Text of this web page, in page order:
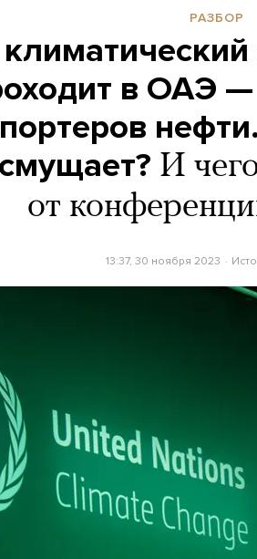
РАЗБОР
в ОАЭ
И
от
13:37, 30 ноября 2023